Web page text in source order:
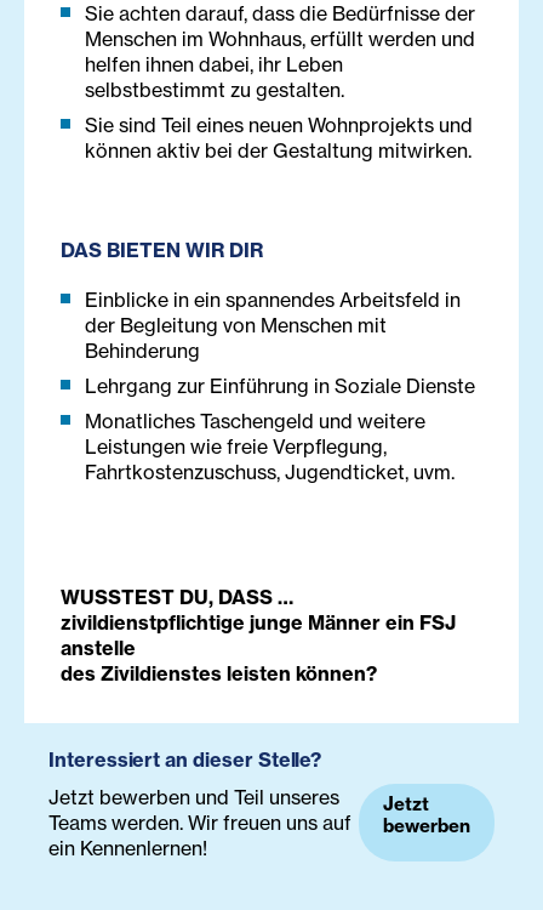
Sie achten darauf, dass die Bedürfnisse der
Menschen im Wohnhaus, erfüllt werden und
helfen ihnen dabei, ihr Leben
selbstbestimmt zu gestalten.
Sie sind Teil eines neuen Wohnprojekts und
können aktiv bei der Gestaltung mitwirken.
DAS BIETEN WIR DIR
Einblicke in ein spannendes Arbeitsfeld in
der Begleitung von Menschen mit
Behinderung
Lehrgang zur Einführung in Soziale Dienste
Monatliches Taschengeld und weitere
Leistungen wie freie Verpflegung,
Fahrtkostenzuschuss, Jugendticket, uvm.
WUSSTEST DU, DASS …
zivildienstpflichtige junge Männer ein FSJ
anstelle
des Zivildienstes leisten können?
Interessiert an dieser Stelle?
Jetzt bewerben und Teil unseres
Teams werden. Wir freuen uns auf
ein Kennenlernen!
Jetzt
bewerben